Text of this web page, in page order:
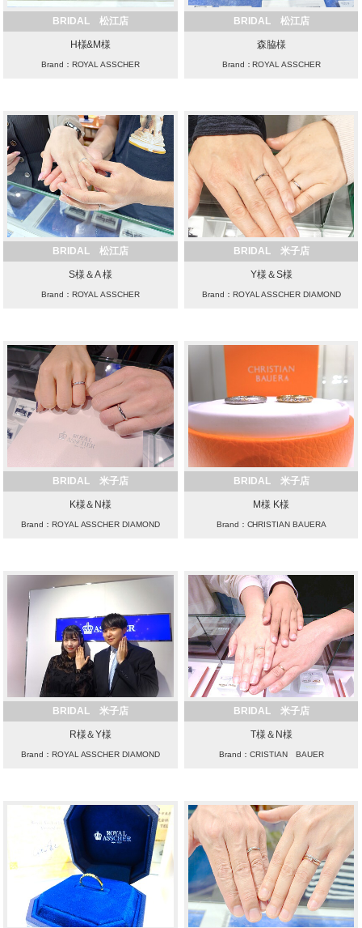
BRIDAL 松江店
H様&M様
Brand：ROYAL ASSCHER
BRIDAL 松江店
森脇様
Brand：ROYAL ASSCHER
BRIDAL 松江店
S様＆A 様
Brand：ROYAL ASSCHER
BRIDAL 米子店
Y様＆S様
Brand：ROYAL ASSCHER DIAMOND
BRIDAL 米子店
K様＆N様
Brand：ROYAL ASSCHER DIAMOND
BRIDAL 米子店
M様 K様
Brand：CHRISTIAN BAUERA
BRIDAL 米子店
R様＆Y様
Brand：ROYAL ASSCHER DIAMOND
BRIDAL 米子店
T様＆N様
Brand：CRISTIAN BAUER